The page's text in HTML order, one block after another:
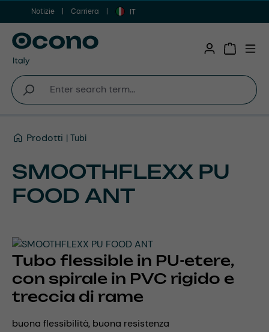
Vai al contenuto principale
Notizie Carriera IT
Prodotti Tubi
SMOOTHFLEXX PU
FOOD ANT
Tubo flessible in PU-etere,
con spirale in PVC rigido e
treccia di rame
buona flessibilità, buona resistenza